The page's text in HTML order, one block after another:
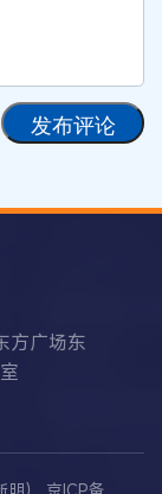
发布评论
方广场东
） 京ICP备